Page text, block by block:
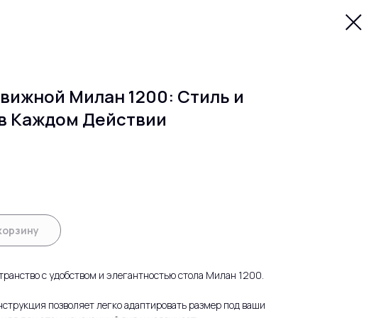
Милан 1200: Стиль и
Каждом Действии
с удобством и элегантностью стола Милан 1200.
позволяет легко адаптировать размер под ваши